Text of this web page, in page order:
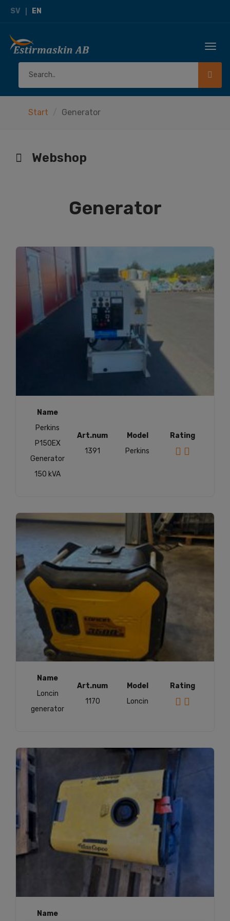
SV EN
Start Generator
Webshop
Generator
Name
Perkins
P150EX
Generator
150 kVA
Art.num
1391
Model
Perkins
Rating
Name
Loncin
generator
Art.num
1170
Model
Loncin
Rating
Name